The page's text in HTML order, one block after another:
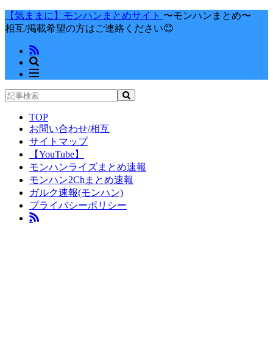
【気ままに】モンハンまとめサイト 〜モンハンまとめ〜
相互/掲載希望の方はご連絡ください😊
TOP
お問い合わせ/相互
サイトマップ
【YouTube】
モンハンライズまとめ速報
モンハン2Chまとめ速報
ガルク速報(モンハン)
プライバシーポリシー